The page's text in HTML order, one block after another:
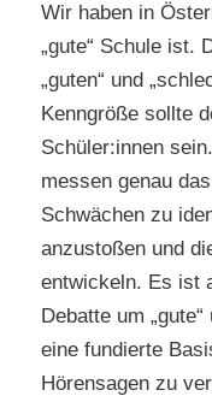
Wir haben in
„gute“ Schule ist.
„guten“ und
Kenngröße sollte
Schüler:innen
messen genau
Schwächen zu
anzustoßen und
entwickeln. Es ist
Debatte um
eine fundierte
Hörensagen zu